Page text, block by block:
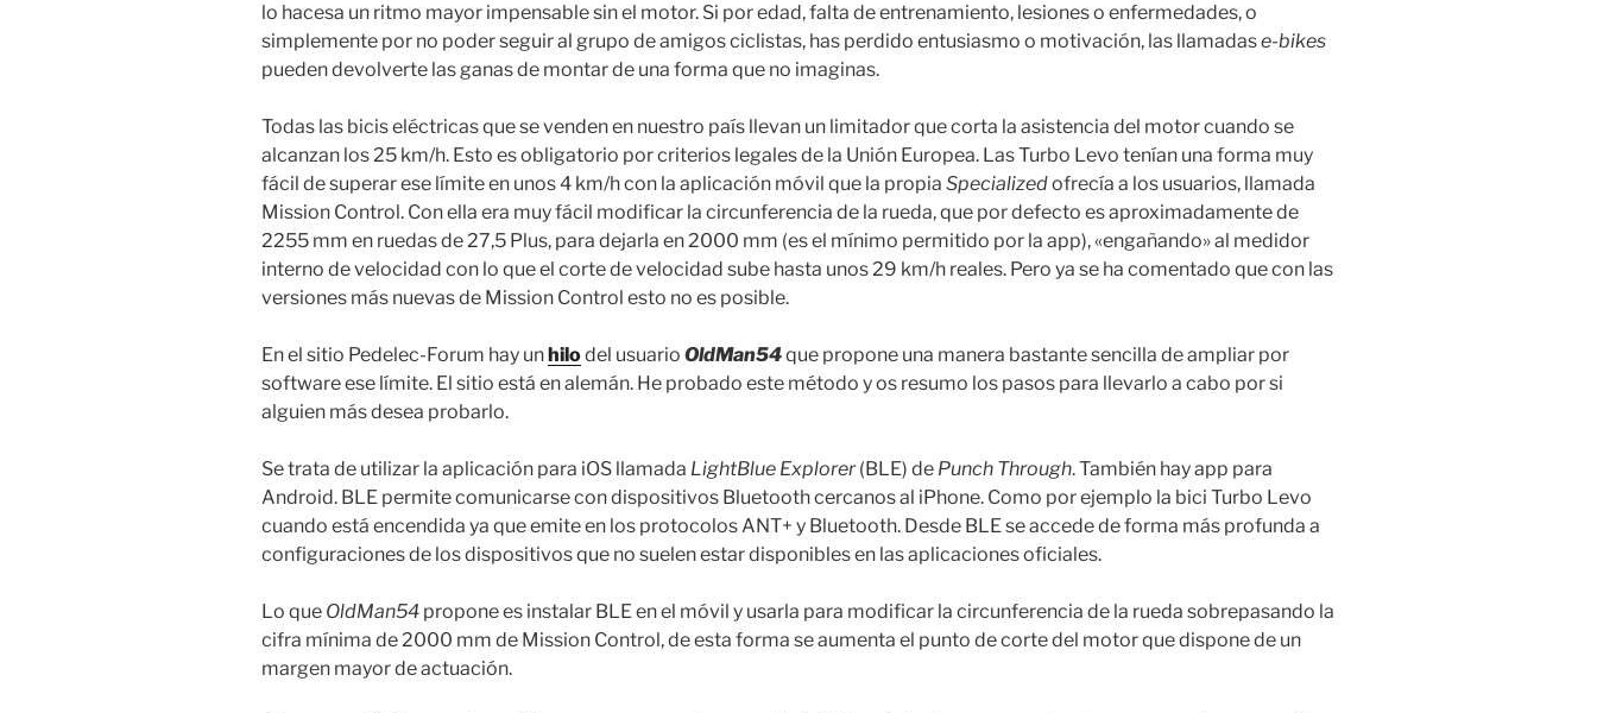
lo hacesa un ritmo mayor impensable sin el motor. Si por edad, falta de entrenamiento, lesiones o enfermedades, o
simplemente por no poder seguir al grupo de amigos ciclistas, has perdido entusiasmo o motivación, las llamadase-bikes
pueden devolverte las ganas de montar de una forma que no imaginas.
Todas las bicis eléctricas que se venden en nuestro país llevan un limitador que corta la asistencia del motor cuando se
alcanzan los 25 km/h. Esto es obligatorio por criterios legales de la Unión Europea. Las Turbo Levo tenían una forma muy
fácil de superar ese límite en unos 4 km/h con la aplicación móvil que la propia Specializedofrecía a los usuarios, llamada
Mission Control. Con ella era muy fácil modificar la circunferencia de la rueda, que por defecto es aproximadamente de
2255 mm en ruedas de 27,5 Plus, para dejarla en 2000 mm (es el mínimo permitido por la app), «engañando» al medidor
interno de velocidad con lo que el corte de velocidad sube hasta unos 29 km/h reales. Pero ya se ha comentado que con las
versiones más nuevas de Mission Control esto no es posible.
En el sitio Pedelec-Forum hay un hilodel usuario OldMan54que propone una manera bastante sencilla de ampliar por
software ese límite. El sitio está en alemán. He probado este método y os resumo los pasos para llevarlo a cabo por si
alguien más desea probarlo.
Se trata de utilizar la aplicación para iOS llamada LightBlue Explorer(BLE) de Punch Through. También hay app para
Android. BLE permite comunicarse con dispositivos Bluetooth cercanos al iPhone. Como por ejemplo la bici Turbo Levo
cuando está encendida ya que emite en los protocolos ANT+ y Bluetooth. Desde BLE se accede de forma más profunda a
configuraciones de los dispositivos que no suelen estar disponibles en las aplicaciones oficiales.
Lo que OldMan54 propone es instalar BLE en el móvil y usarla para modificar la circunferencia de la rueda sobrepasando la
cifra mínima de 2000 mm de Mission Control, de esta forma se aumenta el punto de corte del motor que dispone de un
margen mayor de actuación.